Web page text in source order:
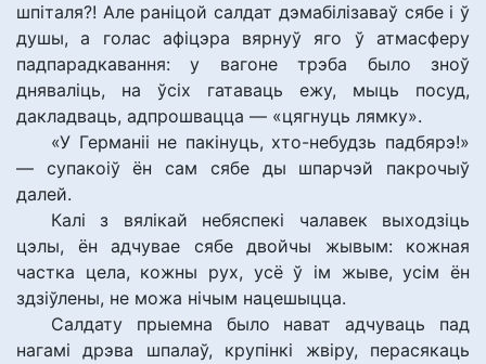
шпіталя?! Але раніцой салдат дэмабілізаваў сябе і ў
душы, а голас афіцэра вярнуў яго ў атмасферу
падпарадкавання: у вагоне трэба было зноў
дняваліць, на ўсіх гатаваць ежу, мыць посуд,
дакладваць, адпрошвацца — «цягнуць лямку».
«У Германіі не пакінуць, хто-небудзь падбярэ!»
— супакоіў ён сам сябе ды шпарчэй пакрочыў
далей.
Калі з вялікай небяспекі чалавек выходзіць
цэлы, ён адчувае сябе двойчы жывым: кожная
частка цела, кожны рух, усё ў ім жыве, усім ён
здзіўлены, не можа нічым нацешыцца.
Салдату прыемна было нават адчуваць пад
нагамі дрэва шпалаў, крупінкі жвіру, перасякаць